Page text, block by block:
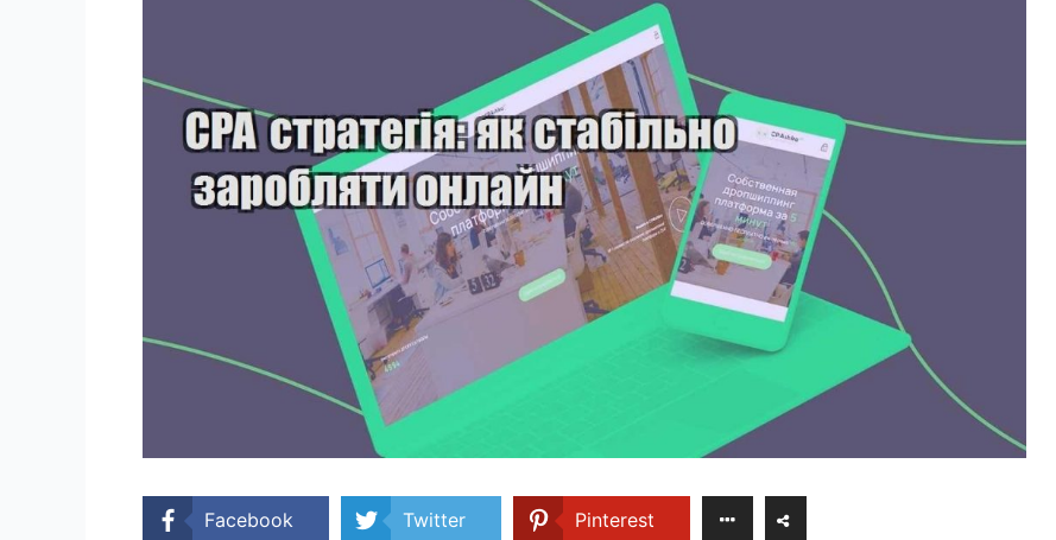
Facebook Twitter Pinterest